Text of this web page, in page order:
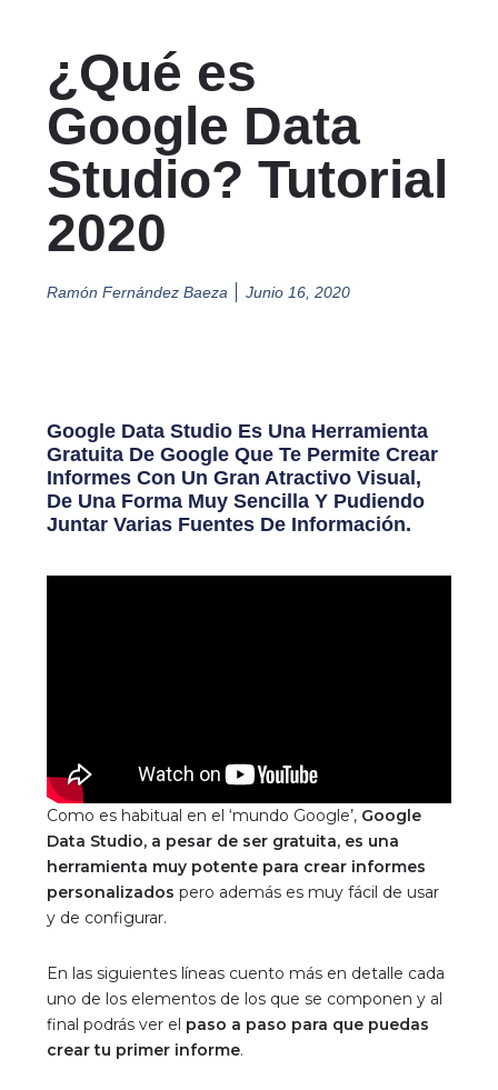
¿Qué es
Google Data
Studio? Tutorial
2020
Ramón Fernández Baeza Junio 16, 2020
Google Data Studio Es Una Herramienta
Gratuita De Google Que Te Permite Crear
Informes Con Un Gran Atractivo Visual,
De Una Forma Muy Sencilla Y Pudiendo
Juntar Varias Fuentes De Información.
Como es habitual en el ‘mundo Google’,Google
Data Studio, a pesar de ser gratuita, es una
herramienta muy potente para crear informes
personalizados pero además es muy fácil de usar
y de configurar.
En las siguientes líneas cuento más en detalle cada
uno de los elementos de los que se componen y al
final podrás ver el paso a paso para que puedas
crear tu primer informe.